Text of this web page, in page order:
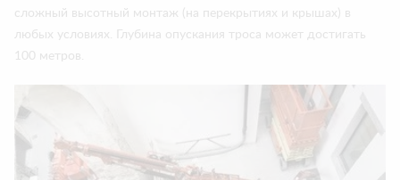
сложный высотный монтаж (на перекрытиях и крышах) в
любых условиях. Глубина опускания троса может достигать
100 метров.